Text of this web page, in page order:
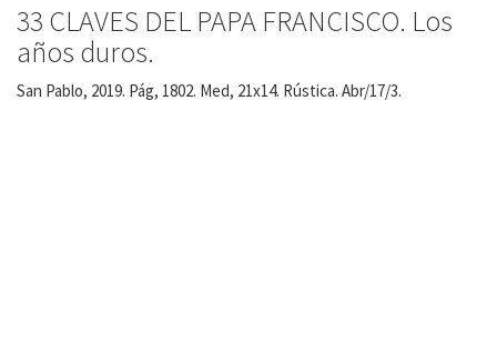
33 CLAVES DEL PAPA FRANCISCO. Los
años duros.
San Pablo, 2019. Pág, 1802. Med, 21x14. Rústica. Abr/17/3.